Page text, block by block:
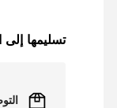
تسليمها